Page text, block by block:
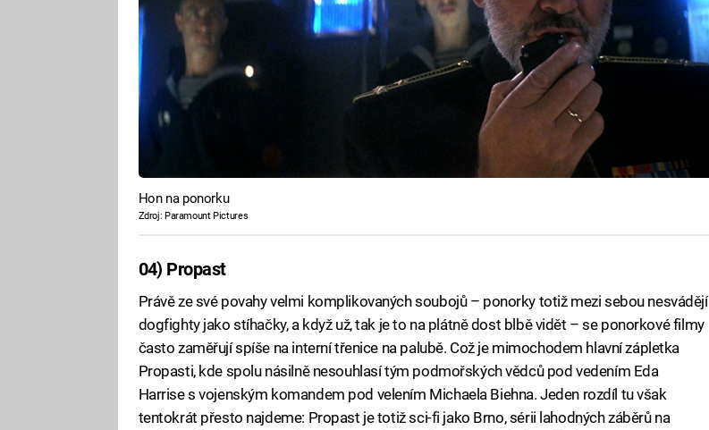
Hon na ponorku
Zdroj: Paramount Pictures
04) Propast
Právě ze své povahy velmi komplikovaných soubojů – ponorky totiž mezi sebou nesvádějí
dogfighty jako stíhačky, a když už, tak je to na plátně dost blbě vidět – se ponorkové filmy
často zaměřují spíše na interní třenice na palubě. Což je mimochodem hlavní zápletka
Propasti, kde spolu násilně nesouhlasí tým podmořských vědců pod vedením Eda
Harrise s vojenským komandem pod velením Michaela Biehna. Jeden rozdíl tu však
tentokrát přesto najdeme: Propast je totiž sci-fi jako Brno, sérii lahodných záběrů na